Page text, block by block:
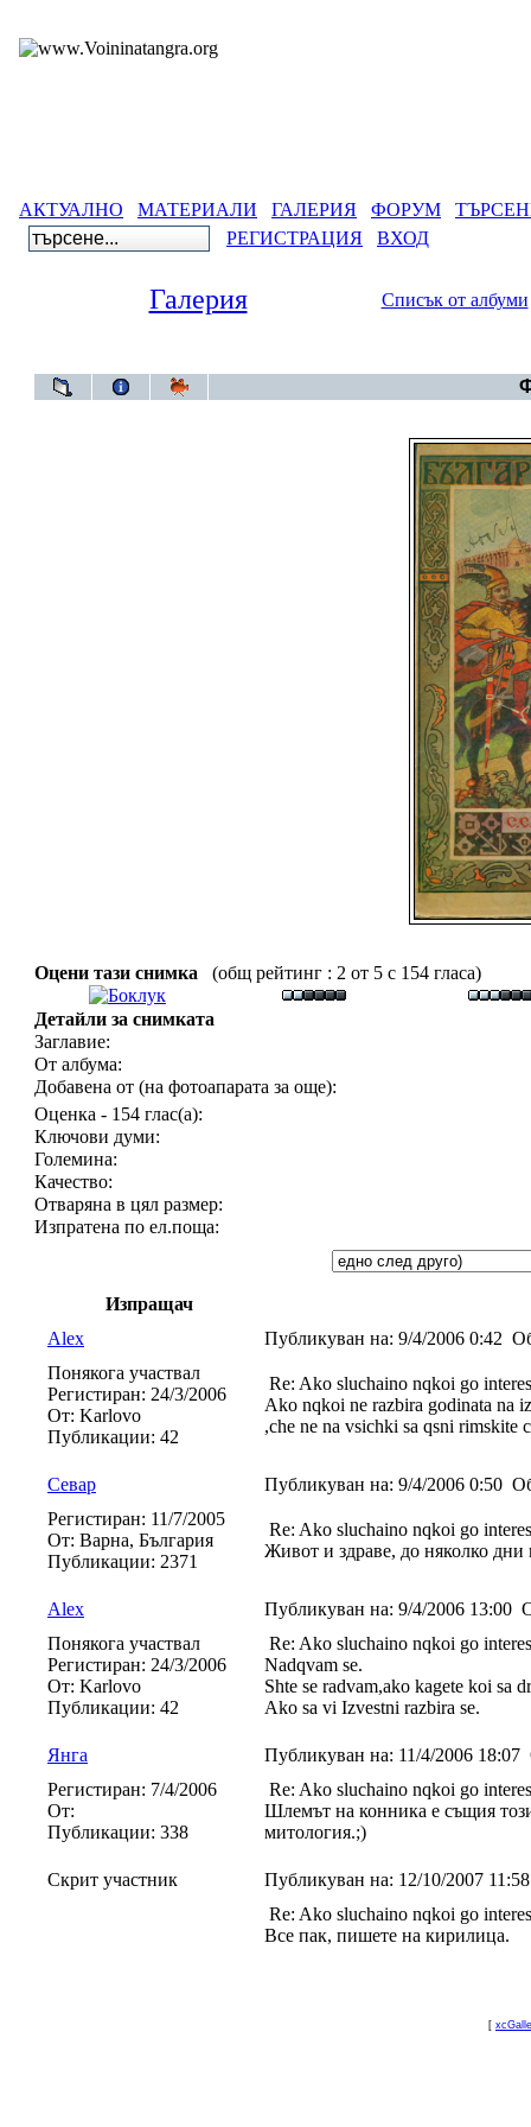
АКТУАЛНО МАТЕРИАЛИ ГАЛЕРИЯ ФОРУМ
РЕГИСТРАЦИЯ
ВХОД
Галерия Списък от албуми
Оцени тази снимка (общ рейтинг : 2 от 5 с 154 гласа)
Детайли за снимката
Заглавие:
От албума:
Добавена от (на фотоапарата за още):
Оценка - 154 глас(а):
Ключови думи:
Големина:
Качество:
Отваряна в цял размер:
Изпратена по ел.поща:
Изпращач
Alex
Публикуван на: 9/4/2006 0:42
Понякога участвал
Регистиран: 24/3/2006
От: Karlovo
Публикации: 42
Re: Ako sluchaino nqkoi go
Ako nqkoi ne razbira godinata na
,che ne na vsichki sa qsni rimskite
Севар Публикуван на: 9/4/2006 0:50
Регистиран: 11/7/2005
От: Варна, България
Публикации: 2371
Re: Ako sluchaino nqkoi go
Живот и здраве, до няколко
Alex Публикуван на: 9/4/2006 13:00
Понякога участвал
Регистиран: 24/3/2006
От: Karlovo
Публикации: 42
Re: Ako sluchaino nqkoi go
Nadqvam se.
Shte se radvam,ako kagete koi sa
Ako sa vi Izvestni razbira se.
Янга Публикуван на: 11/4/2006 18:07
Регистиран: 7/4/2006
От:
Публикации: 338
Re: Ako sluchaino nqkoi go
Шлемът на конника е същия
митология.;)
Скрит участник Публикуван на: 12/10/2007
Re: Ako sluchaino nqkoi go
Все пак, пишете на кирилица.
[